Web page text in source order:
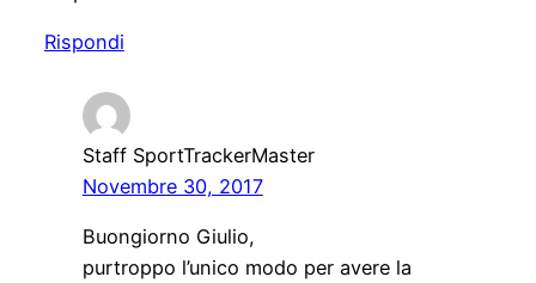
Rispondi
Staff SportTrackerMaster
Novembre 30, 2017
Buongiorno Giulio,
purtroppo l’unico modo per avere la